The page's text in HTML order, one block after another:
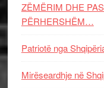
ZËMËRIM DHE
PËRHERSHËM…
Patriotë nga
Mirëseardhje në